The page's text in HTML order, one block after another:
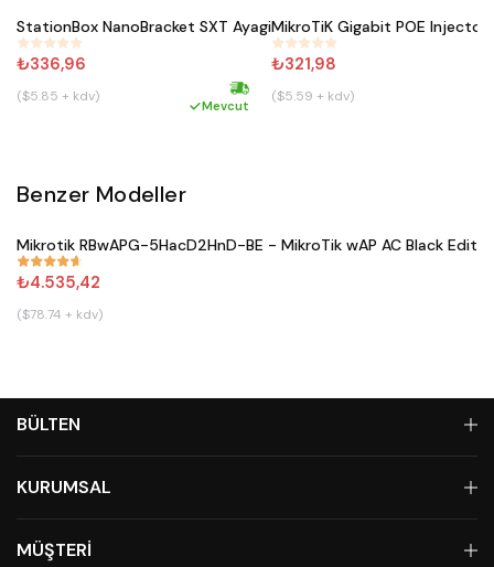
#481
StationBox NanoBracket SXT Ayagi
₺336,96
($5.85 + kdv) Hızlı kargo
Mevcut
#289
MikroTiK Gigabit POE Injector
₺321,98
($5.59 + kdv)
Benzer Modeller
#671
Mikrotik RBwAPG-5HacD2HnD-BE - MikroTik wAP AC Black
₺4.535,42
($78.74 + kdv)
BÜLTEN
KURUMSAL
MÜŞTERİ